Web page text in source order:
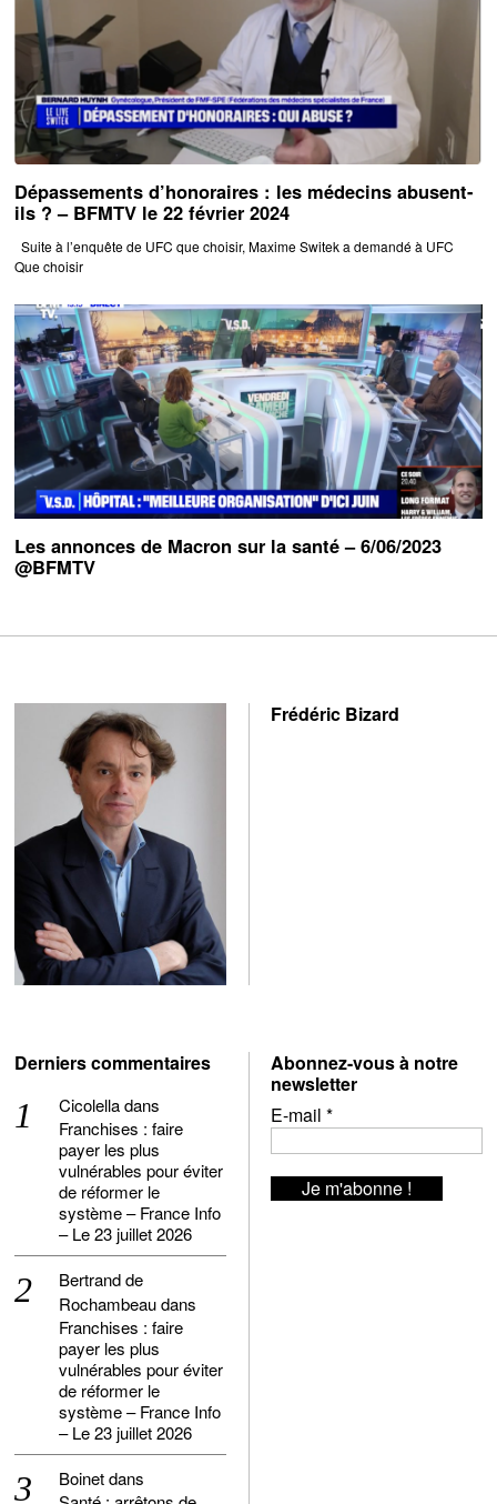
Dépassements d’honoraires : les médecins abusent-
ils ? – BFMTV le 22 février 2024
Suite à l’enquête de UFC que choisir, Maxime Switek a demandé à UFC
Que choisir
Les annonces de Macron sur la santé – 6/06/2023
@BFMTV
Frédéric Bizard
Derniers commentaires
Cicolelladans
Franchises : faire
payer les plus
vulnérables pour éviter
de réformer le
système – France Info
– Le 23 juillet 2026
Bertrand de
Rochambeaudans
Franchises : faire
payer les plus
vulnérables pour éviter
de réformer le
système – France Info
– Le 23 juillet 2026
Boinetdans
Abonnez-vous à notre
newsletter
E-mail *